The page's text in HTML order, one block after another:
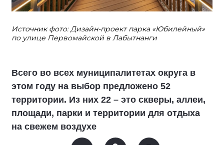
Источник фото: Дизайн-проект парка «Юбилейный»
по улице Первомайской в Лабытнанги
Всего во всех муниципалитетах округа в
этом году на выбор предложено 52
территории. Из них 22 – это скверы, аллеи,
площади, парки и территории для отдыха
на свежем воздухе